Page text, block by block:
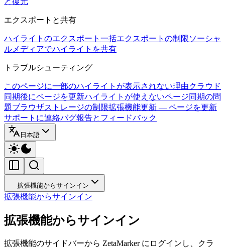
エクスポートと共有
ハイライトのエクスポート 一括エクスポートの制限ソーシャ
ルメディアでハイライトを共有
トラブルシューティング
このページに一部のハイライトが表示されない理由クラウド
同期後にページを更新ハイライトが使えないページ同期の問
題ブラウザストレージの制限拡張機能更新 — ページを更新
サポートに連絡バグ報告とフィードバック
日本語
拡張機能からサインイン
拡張機能からサインイン
拡張機能からサインイン
拡張機能のサイドバーから ZetaMarker にログインし、クラ